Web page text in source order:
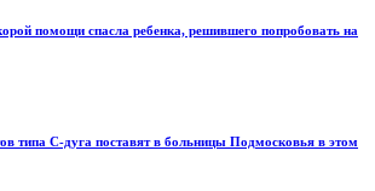
помощи спасла ребенка, решившего попробовать на
типа С-дуга поставят в больницы Подмосковья в этом